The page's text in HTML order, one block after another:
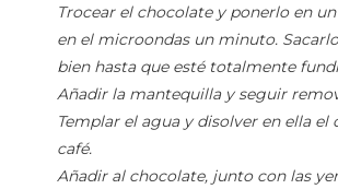
Trocear el chocolate y ponerlo en
en el microondas un minuto.
bien hasta que esté totalmente
Añadir la mantequilla y seguir
Templar el agua y disolver en ella el
café.
Añadir al chocolate, junto con las